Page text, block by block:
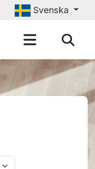
Svenska